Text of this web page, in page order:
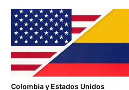
Colombia y Estados Unidos